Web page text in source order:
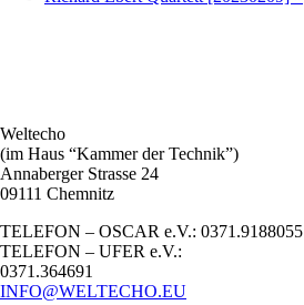
Weltecho
(im Haus “Kammer der Technik”)
Annaberger Strasse 24
09111 Chemnitz
TELEFON – OSCAR e.V.: 0371.9188055
TELEFON – UFER e.V.:
0371.364691
INFO@WELTECHO.EU